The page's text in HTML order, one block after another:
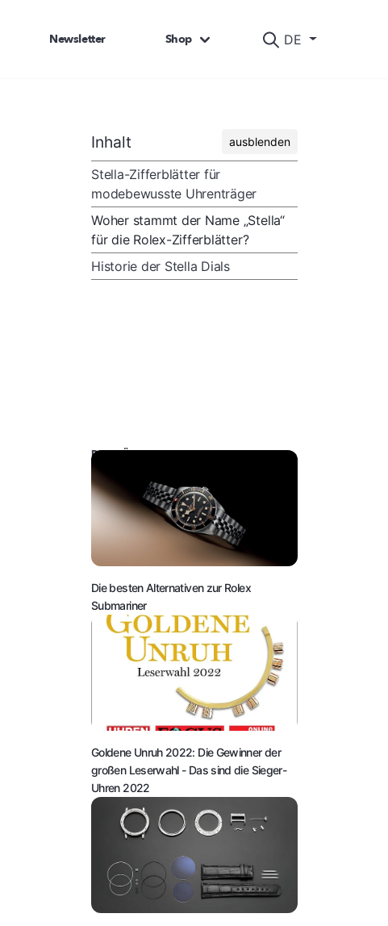
DE
Newsletter Shop
Inhalt ausblenden
Stella-Zifferblätter für
modebewusste Uhrenträger
Woher stammt der Name „Stella“
für die Rolex-Zifferblätter?
Historie der Stella Dials
DAS KÖNNTE SIE AUCH INTERESSIEREN:
Die besten Alternativen zur Rolex
Submariner
Goldene Unruh 2022: Die Gewinner der
großen Leserwahl - Das sind die Sieger-
Uhren 2022